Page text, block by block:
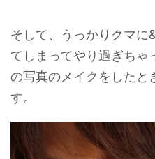
そして、うっかりクマに
てしまってやり過ぎちゃ
の写真のメイクをしたと
す。